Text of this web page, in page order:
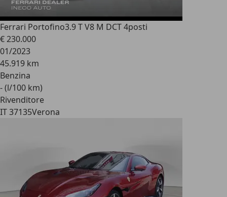
Ferrari Portofino3.9 T V8 M DCT 4posti
€ 230.000
01/2023
45.919 km
Benzina
- (l/100 km)
Rivenditore
IT 37135Verona